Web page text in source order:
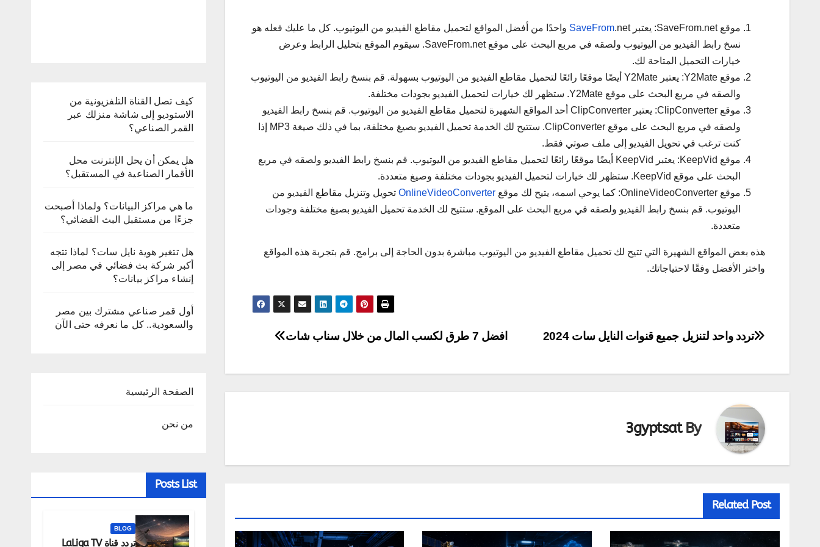
موقع SaveFrom.net: يعتبر SaveFrom .net واحدًا من أفضل المواقع لتحميل مقاطع الفيديو من اليوتيوب. كل ما عليك فعله هو
نسخ رابط الفيديو من اليوتيوب ولصقه في مربع البحث على موقع SaveFrom.net. سيقوم الموقع بتحليل الرابط وعرض
خيارات التحميل المتاحة لك.
موقع Y2Mate: يعتبر Y2Mate أيضًا موقعًا رائعًا لتحميل مقاطع الفيديو من اليوتيوب بسهولة. قم بنسخ رابط الفيديو من اليوتيوب
والصقه في مربع البحث على موقع Y2Mate. ستظهر لك خيارات لتحميل الفيديو بجودات مختلفة.
موقع ClipConverter: يعتبر ClipConverter أحد المواقع الشهيرة لتحميل مقاطع الفيديو من اليوتيوب. قم بنسخ رابط الفيديو
ولصقه في مربع البحث على موقع ClipConverter. ستتيح لك الخدمة تحميل الفيديو بصيغ مختلفة، بما في ذلك صيغة MP3 إذا
كنت ترغب في تحويل الفيديو إلى ملف صوتي فقط.
موقع KeepVid: يعتبر KeepVid أيضًا موقعًا رائعًا لتحميل مقاطع الفيديو من اليوتيوب. قم بنسخ رابط الفيديو ولصقه في مربع
البحث على موقع KeepVid. ستظهر لك خيارات لتحميل الفيديو بجودات مختلفة وصيغ متعددة.
موقع OnlineVideoConverter: كما يوحي اسمه، يتيح لك موقع
OnlineVideoConverter تحويل وتنزيل مقاطع الفيديو من
اليوتيوب. قم بنسخ رابط الفيديو ولصقه في مربع البحث على الموقع. ستتيح لك الخدمة تحميل الفيديو بصيغ مختلفة وجودات
متعددة.
هذه بعض المواقع الشهيرة التي تتيح لك تحميل مقاطع الفيديو من اليوتيوب مباشرة بدون الحاجة إلى برامج. قم بتجربة هذه المواقع
واختر الأفضل وفقًا لاحتياجاتك.
تصفّح
افضل 7 طرق لكسب المال من خلال سناب شات تردد واحد لتنزيل جميع قنوات النايل سات 2024
By
3gyptsat
Related Post
كيف تصل القناة التلفزيونية من
الاستوديو إلى شاشة منزلك عبر
القمر الصناعي؟
هل يمكن أن يحل الإنترنت محل
الأقمار الصناعية في المستقبل؟
ما هي مراكز البيانات؟ ولماذا أصبحت
جزءًا من مستقبل البث الفضائي؟
هل تتغير هوية نايل سات؟ لماذا تتجه
أكبر شركة بث فضائي في مصر إلى
إنشاء مراكز بيانات؟
أول قمر صناعي مشترك بين مصر
والسعودية.. كل ما نعرفه حتى الآن
الصفحة الرئيسية
من نحن
Posts List
BLOG
تردد قناة LaLiga TV